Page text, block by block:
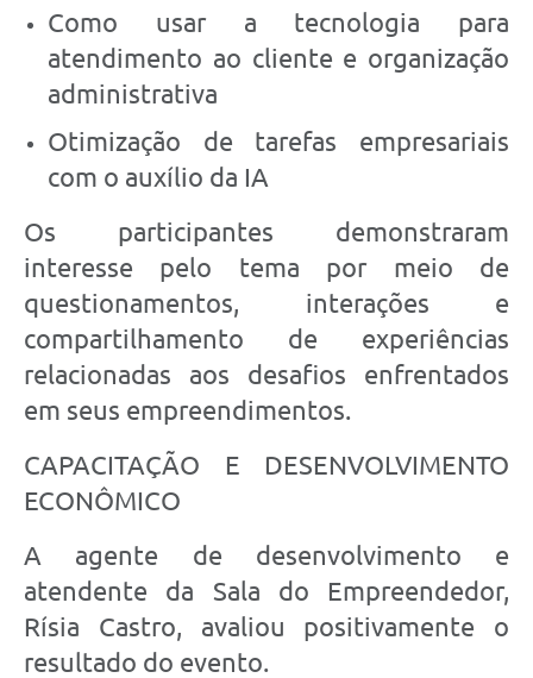
Como usar a tecnologia para
atendimento ao cliente e organização
administrativa
Otimização de tarefas empresariais
com o auxílio da IA
Os participantes demonstraram
interesse pelo tema por meio de
questionamentos, interações e
compartilhamento de experiências
relacionadas aos desafios enfrentados
em seus empreendimentos.
CAPACITAÇÃO E DESENVOLVIMENTO
ECONÔMICO
A agente de desenvolvimento e
atendente da Sala do Empreendedor,
Rísia Castro, avaliou positivamente o
resultado do evento.